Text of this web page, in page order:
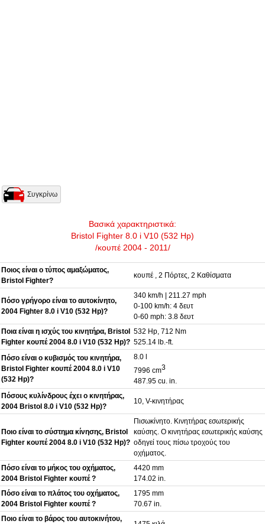
Συγκρίνω
Βασικά χαρακτηριστικά:
Bristol Fighter 8.0 i V10 (532 Hp)
/κουπέ 2004 - 2011/
Ποιος είναι ο τύπος αμαξώματος,
Bristol Fighter?
κουπέ , 2 Πόρτες, 2 Καθίσματα
Πόσο γρήγορο είναι το αυτοκίνητο,
2004 Fighter 8.0 i V10 (532 Hp)?
340 km/h | 211.27 mph
0-100 km/h: 4 δευτ
0-60 mph: 3.8 δευτ
Ποια είναι η ισχύς του κινητήρα, Bristol
Fighter κουπέ 2004 8.0 i V10 (532 Hp)?
532 Hp, 712 Nm
525.14 lb.-ft.
Πόσο είναι ο κυβισμός του κινητήρα,
Bristol Fighter κουπέ 2004 8.0 i V10
(532 Hp)?
8.0 l
7996 cm3
487.95 cu. in.
Πόσους κυλίνδρους έχει ο κινητήρας,
2004 Bristol 8.0 i V10 (532 Hp)?
10, V-κινητήρας
Ποιο είναι το σύστημα κίνησης, Bristol
Fighter κουπέ 2004 8.0 i V10 (532 Hp)?
Πισωκίνητο. Κινητήρας εσωτερικής
καύσης. O κινητήρας εσωτερικής καύσης
οδηγεί τους πίσω τροχούς του
οχήματος.
Πόσο είναι το μήκος του οχήματος,
2004 Bristol Fighter κουπέ ?
4420 mm
174.02 in.
Πόσο είναι το πλάτος του οχήματος,
2004 Bristol Fighter κουπέ ?
1795 mm
70.67 in.
Ποιο είναι το βάρος του αυτοκινήτου,